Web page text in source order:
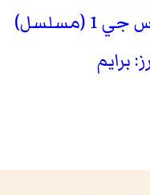
(مسلسل)
برايم